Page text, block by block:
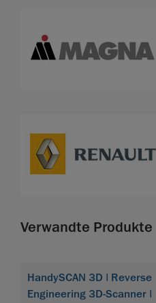
Verwandte Produkte
HandySCAN 3D | Reverse
Engineering 3D-Scanner |